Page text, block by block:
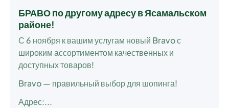
БРАВО по другому адресу в Ясамальском
районе!
С 6 ноября к вашим услугам новый Bravo с
широким ассортиментом качественных и
доступных товаров!
Bravo — правильный выбор для шопинга!
Адрес:...